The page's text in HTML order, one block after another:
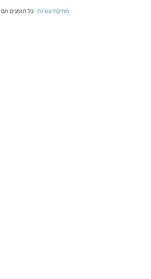
כל הזמנים הם מחיקת עוגיות